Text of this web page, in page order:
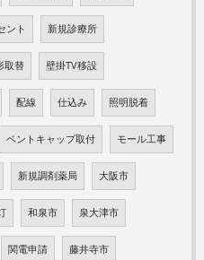
ント 新規診療所
取替 壁掛TV移設
配線 仕込み 照明脱着
ベントキャップ取付 モール工事
新規調剤薬局 大阪市
和泉市 泉大津市
関電申請 藤井寺市